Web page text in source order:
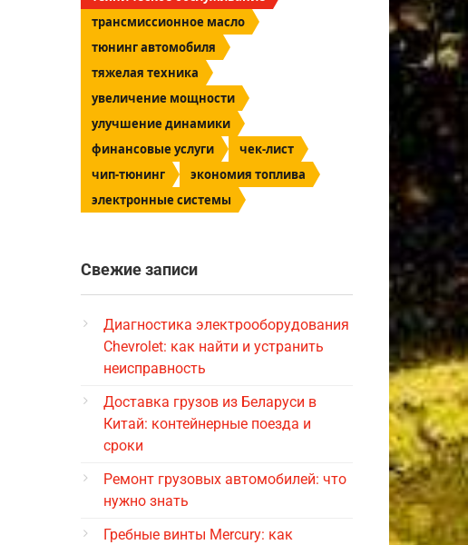
трансмиссионное масло
тюнинг автомобиля
тяжелая техника
увеличение мощности
улучшение динамики
финансовые услуги
чек-лист
чип-тюнинг
экономия топлива
электронные системы
Свежие записи
Диагностика электрооборудования
Chevrolet: как найти и устранить
неисправность
Доставка грузов из Беларуси в
Китай: контейнерные поезда и
сроки
Ремонт грузовых автомобилей: что
нужно знать
Гребные винты Mercury: как